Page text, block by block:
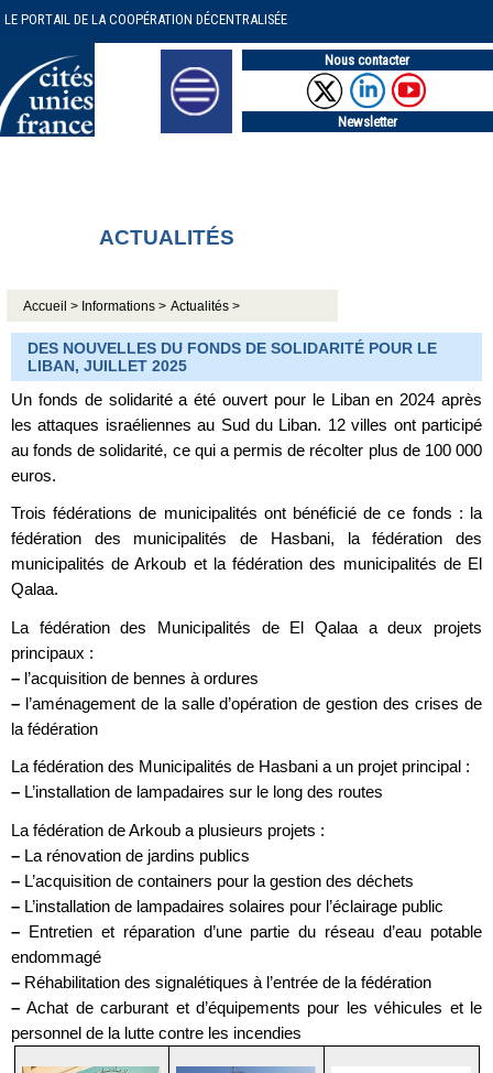
LE PORTAIL DE LA COOPÉRATION DÉCENTRALISÉE
Nous contacter
Newsletter
ACTUALITÉS
Accueil > Informations > Actualités >
DES NOUVELLES DU FONDS DE SOLIDARITÉ POUR LE
LIBAN, JUILLET 2025
Un fonds de solidarité a été ouvert pour le Liban en 2024 après
les attaques israéliennes au Sud du Liban. 12 villes ont participé
au fonds de solidarité, ce qui a permis de récolter plus de 100 000
euros.
Trois fédérations de municipalités ont bénéficié de ce fonds : la
fédération des municipalités de Hasbani, la fédération des
municipalités de Arkoub et la fédération des municipalités de El
Qalaa.
La fédération des Municipalités de El Qalaa a deux projets
principaux :
– l’acquisition de bennes à ordures
– l’aménagement de la salle d’opération de gestion des crises de
la fédération
La fédération des Municipalités de Hasbani a un projet principal :
– L’installation de lampadaires sur le long des routes
La fédération de Arkoub a plusieurs projets :
– La rénovation de jardins publics
– L’acquisition de containers pour la gestion des déchets
– L’installation de lampadaires solaires pour l’éclairage public
– Entretien et réparation d’une partie du réseau d’eau potable
endommagé
– Réhabilitation des signalétiques à l’entrée de la fédération
– Achat de carburant et d’équipements pour les véhicules et le
personnel de la lutte contre les incendies